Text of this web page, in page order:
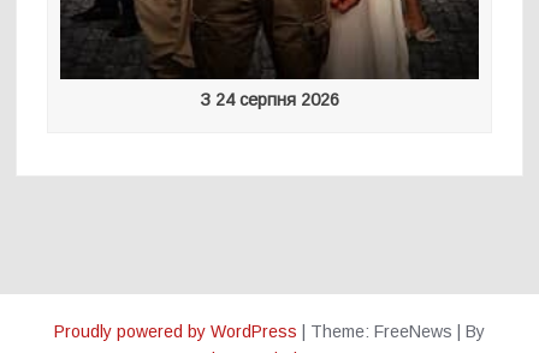
З 24 серпня 2026
Proudly powered by WordPress Theme: FreeNews
By